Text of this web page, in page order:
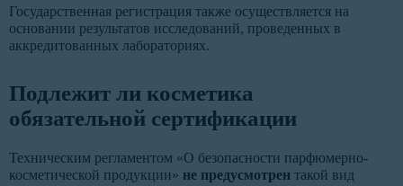
Государственная регистрация также осуществляется на
основании результатов исследований, проведенных в
аккредитованных лабораториях.
Подлежит ли косметика
обязательной сертификации
Техническим регламентом «О безопасности парфюмерно-
косметической продукции» не предусмотрен такой вид